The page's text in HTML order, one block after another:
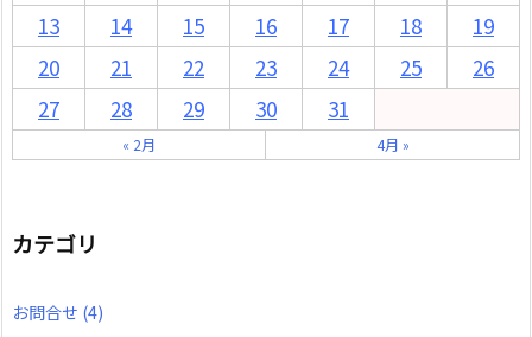
13
14 15 16 17 18
19
20
21 22 23 24 25
26
27
28 29 30 31
« 2月 4月 »
カテゴリ
お問合せ (4)